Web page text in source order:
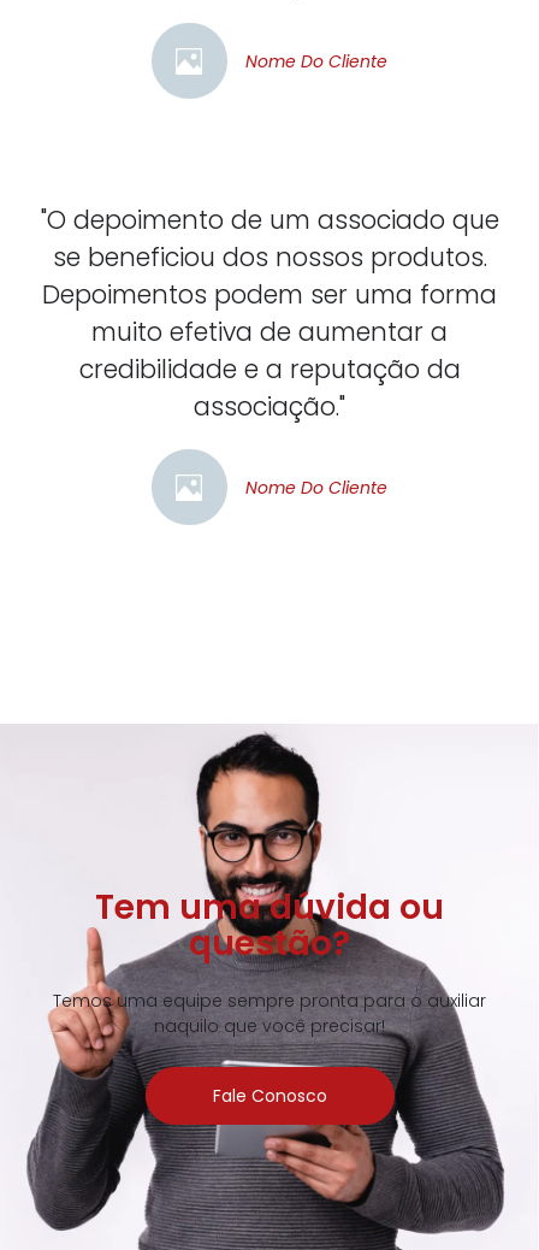
Nome Do Cliente
"O depoimento de um associado que
se beneficiou dos nossos produtos.
Depoimentos podem ser uma forma
muito efetiva de aumentar a
credibilidade e a reputação da
associação."
Nome Do Cliente
Tem uma dúvida ou
questão?
Temos uma equipe sempre pronta para o auxiliar
naquilo que você precisar!
Fale Conosco